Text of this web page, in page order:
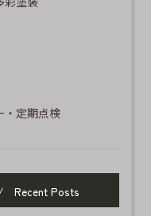
・定期点検
Recent Posts